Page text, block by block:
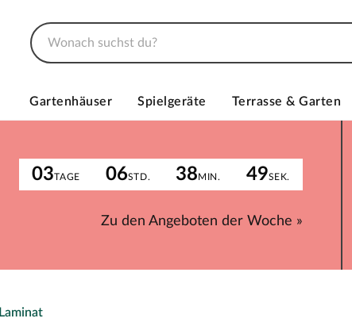
Gartenhäuser Spielgeräte Terrasse & Garten
03TAGE 06STD. 38MIN. 49SEK.
Zu den Angeboten der Woche »
Laminat